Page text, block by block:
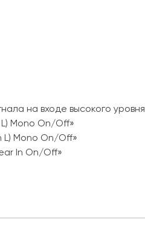
на входе высокого уровня
Mono On/Off»
Mono On/Off»
In On/Off»